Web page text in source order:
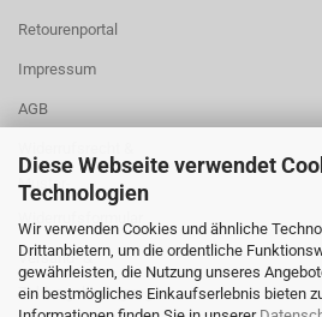
Diese Webseite verwendet
Technologien
Wir verwenden Cookies und ähnliche
Drittanbietern, um die ordentliche
gewährleisten, die Nutzung unseres
ein bestmögliches Einkaufserlebnis bieten
Retourenportal
Impressum
AGB
Muster-
Widerrufsformular
Versand- &
Zahlungsbedingungen